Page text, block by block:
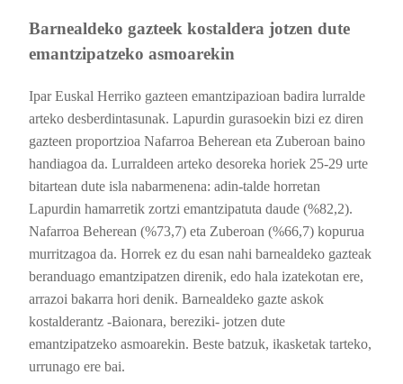
Barnealdeko gazteek kostaldera jotzen dute
emantzipatzeko asmoarekin
Ipar Euskal Herriko gazteen emantzipazioan badira lurralde
arteko desberdintasunak. Lapurdin gurasoekin bizi ez diren
gazteen proportzioa Nafarroa Beherean eta Zuberoan baino
handiagoa da. Lurraldeen arteko desoreka horiek 25-29 urte
bitartean dute isla nabarmenena: adin-talde horretan
Lapurdin hamarretik zortzi emantzipatuta daude (%82,2).
Nafarroa Beherean (%73,7) eta Zuberoan (%66,7) kopurua
murritzagoa da. Horrek ez du esan nahi barnealdeko gazteak
beranduago emantzipatzen direnik, edo hala izatekotan ere,
arrazoi bakarra hori denik. Barnealdeko gazte askok
kostalderantz -Baionara, bereziki- jotzen dute
emantzipatzeko asmoarekin. Beste batzuk, ikasketak tarteko,
urrunago ere bai.